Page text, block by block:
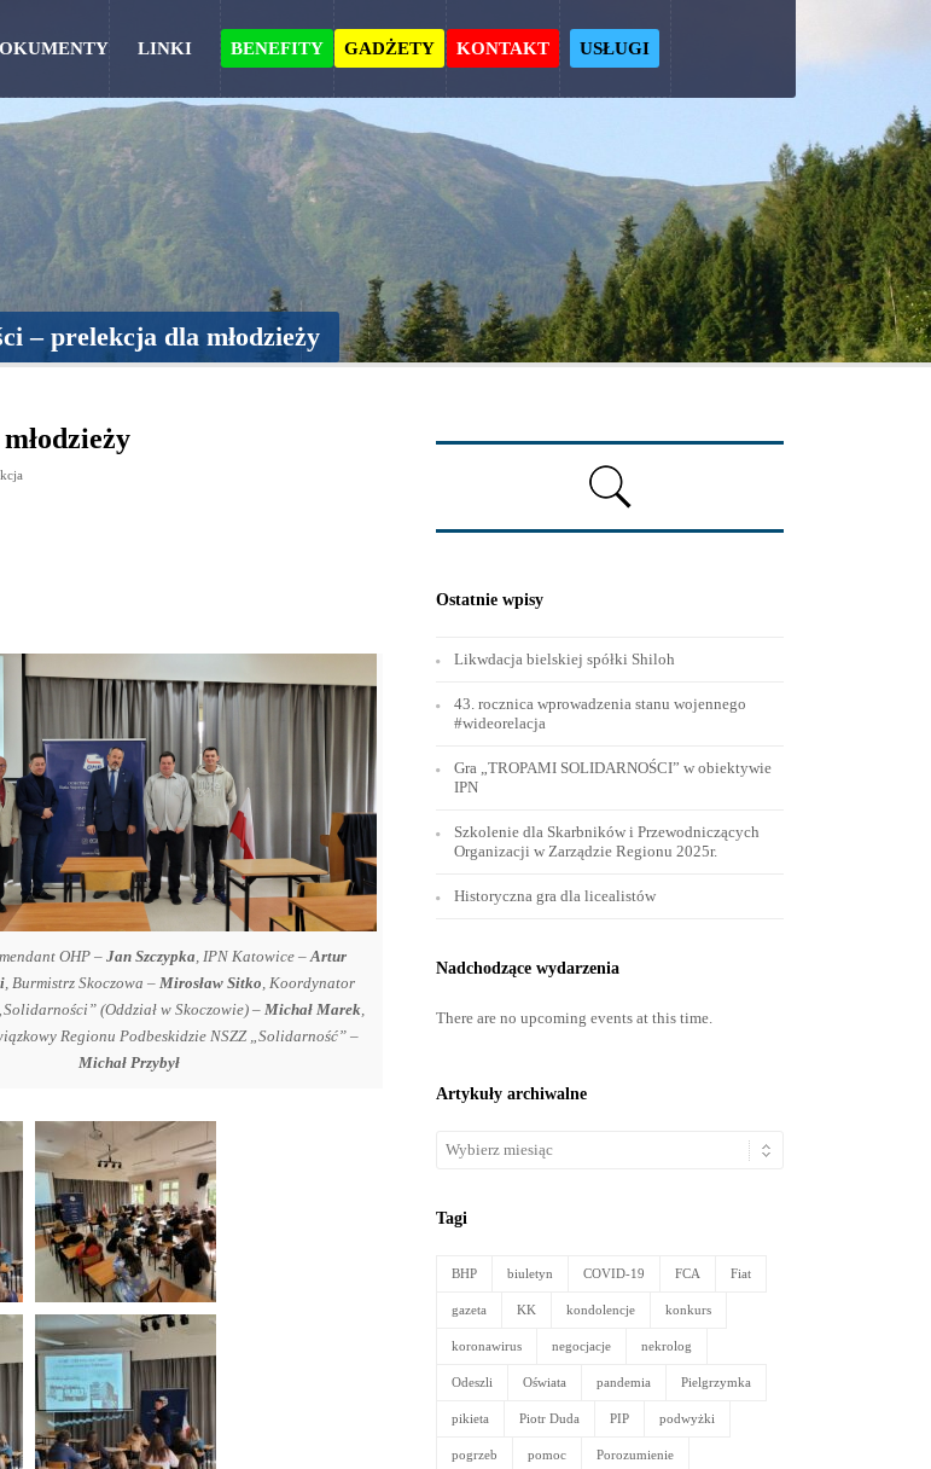
LINKI BENEFITY GADŻETY KONTAKT USŁUGI
– prelekcja dla młodzieży
OHP – Jan Szczypka, IPN Katowice –Artur
, Burmistrz Skoczowa – Mirosław Sitko, Koordynator
(Oddział w Skoczowie) –Michał Marek,
Regionu Podbeskidzie NSZZ „Solidarność” –
Michał Przybył
Ostatnie wpisy
Likwdacja bielskiej spółki Shiloh
43. rocznica wprowadzenia stanu wojennego
#wideorelacja
Gra „TROPAMI SOLIDARNOŚCI” w obiektywie
IPN
Szkolenie dla Skarbników i Przewodniczących
Organizacji w Zarządzie Regionu 2025r.
Historyczna gra dla licealistów
Nadchodzące wydarzenia
There are no upcoming events at this time.
Artykuły archiwalne
Artykuły
Tagi
BHP biuletyn COVID-19 FCA Fiat
gazeta KK kondolencje konkurs
koronawirus negocjacje nekrolog
Odeszli Oświata pandemia Pielgrzymka
pikieta Piotr Duda PIP podwyżki
pogrzeb pomoc Porozumienie